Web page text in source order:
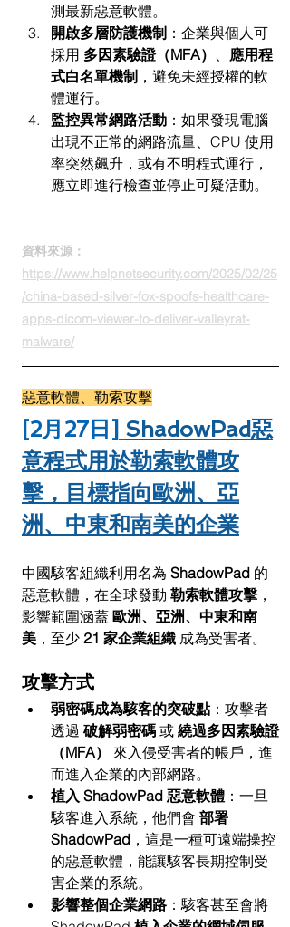
測最新惡意軟體。
開啟多層防護機制 ：企業與個人可
採用 多因素驗證（MFA）
應用程
式白名單機制 ，避免未經授權的軟
體運行。
監控異常網路活動 ：如果發現電腦
出現不正常的網路流量、CPU 使用
率突然飆升，或有不明程式運行，
應立即進行檢查並停止可疑活動。
資料來源：
https://www.helpnetsecurity.com/2025/02/25
/china-based-silver-fox-spoofs-healthcare-
apps-dicom-viewer-to-deliver-valleyrat-
malware/
惡意軟體、勒索攻擊
[2月27日] ShadowPad惡
意程式用於勒索軟體攻
擊，目標指向歐洲、亞
洲、中東和南美的企業
中國駭客組織利用名為 ShadowPad 的
惡意軟體，在全球發動 勒索軟體攻擊 ，
影響範圍涵蓋 歐洲、亞洲、中東和南
美 ，至少 21 家企業組織 成為受害者。
攻擊方式
弱密碼成為駭客的突破點：攻擊者
透過 破解弱密碼 或 繞過多因素驗證
（MFA）
來入侵受害者的帳戶，進
而進入企業的內部網路。
植入 ShadowPad 惡意軟體 ：一旦
駭客進入系統，他們會 部署
ShadowPad ，這是一種可遠端操控
的惡意軟體，能讓駭客長期控制受
害企業的系統。
影響整個企業網路 ：駭客甚至會將